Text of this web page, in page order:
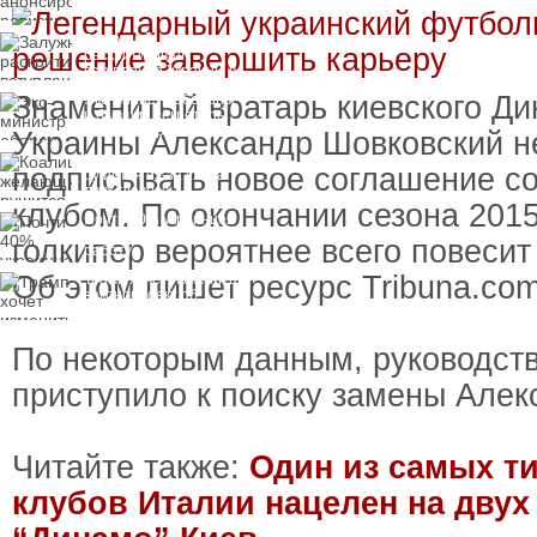
Залужный
раскритиковал
вступление Украины в
другие варианты
Экс-министр обороны
и бывший секретарь
СНБО Умеров получил
новую "вкусную"
Коалиция желающих
рушится из-за ухода
двух главных
сторонников Украины
Почти 40% украинцев
работу
Трамп хочет изменить
законопроект об
Знаменитый вратарь киевского
Украины Александр Шовковский
подписывать новое соглашение
клубом. По окончании сезона
голкипер вероятнее всего
Об этом пишет ресурс
По некоторым данным,
приступило к поиску замены
Читайте также: Один из самых
клубов Италии нацелен на